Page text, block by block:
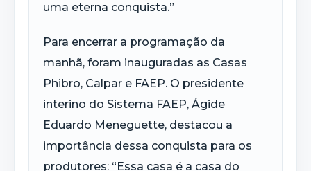
uma eterna conquista.”
Para encerrar a programação da
manhã, foram inauguradas as Casas
Phibro, Calpar e FAEP. O presidente
interino do Sistema FAEP, Ágide
Eduardo Meneguette, destacou a
importância dessa conquista para os
produtores: “Essa casa é a casa do